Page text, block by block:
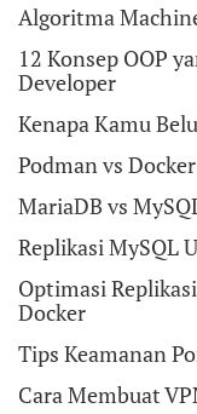
Algoritma
12 Konsep OOP
Developer
Kenapa Kamu
Podman vs
MariaDB vs
Replikasi MySQL
Optimasi
Docker
Tips Keamanan
Cara Membuat